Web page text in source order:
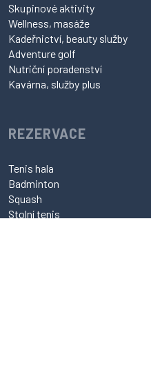
Skupinové aktivity
Wellness, masáže
Kadeřnictví, beauty služby
Adventure golf
Nutriční poradenství
Kavárna, služby plus
REZERVACE
Tenis hala
Badminton
Squash
Stolní tenis